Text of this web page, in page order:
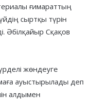
ғимараттың
сыртқы түрін
Әбілқайыр Сқақов
жөндеуге
ауыстырылады деп
алдымен